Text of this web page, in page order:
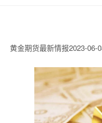
黄金期货最新情报2023-06-